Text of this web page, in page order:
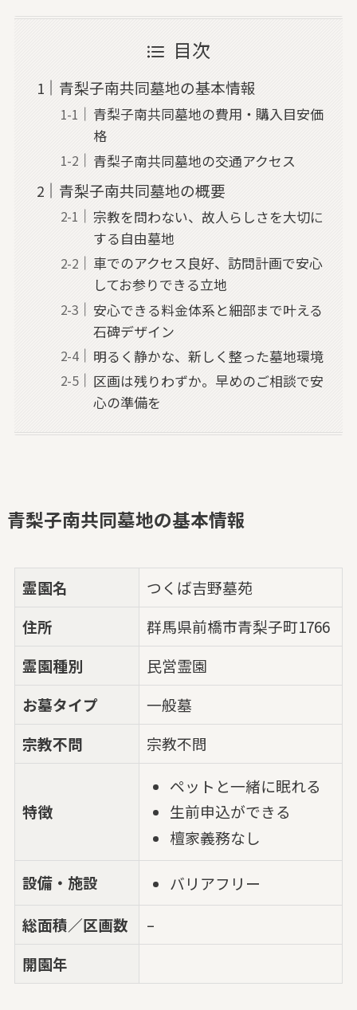
目次
青梨子南共同墓地の基本情報
青梨子南共同墓地の費用・購入目安価
格
青梨子南共同墓地の交通アクセス
青梨子南共同墓地の概要
宗教を問わない、故人らしさを大切に
する自由墓地
車でのアクセス良好、訪問計画で安心
してお参りできる立地
安心できる料金体系と細部まで叶える
石碑デザイン
明るく静かな、新しく整った墓地環境
区画は残りわずか。早めのご相談で安
心の準備を
青梨子南共同墓地の基本情報
霊園名
つくば吉野墓苑
住所
群馬県前橋市青梨子町1766
霊園種別
民営霊園
お墓タイプ
一般墓
宗教不問
宗教不問
特徴
ペットと一緒に眠れる
生前申込ができる
檀家義務なし
設備・施設
バリアフリー
総面積／区画数
–
開園年